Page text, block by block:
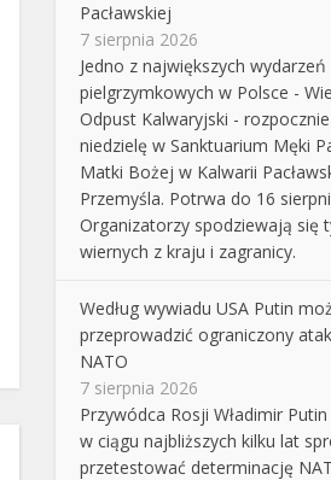
Pacławskiej
7 sierpnia 2026
Jedno z największych wydarzeń
pielgrzymkowych w Polsce -
Odpust Kalwaryjski -
niedzielę w Sanktuarium Męki
Matki Bożej w Kalwarii
Przemyśla. Potrwa do 16
Organizatorzy spodziewają się
wiernych z kraju i zagranicy.
Według wywiadu USA Putin
przeprowadzić ograniczony
NATO
7 sierpnia 2026
Przywódca Rosji Władimir
w ciągu najbliższych kilku lat
przetestować determinację